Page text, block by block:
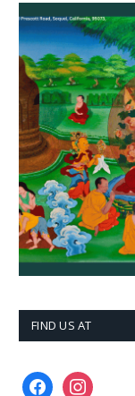
FIND US AT
facebookinstagram